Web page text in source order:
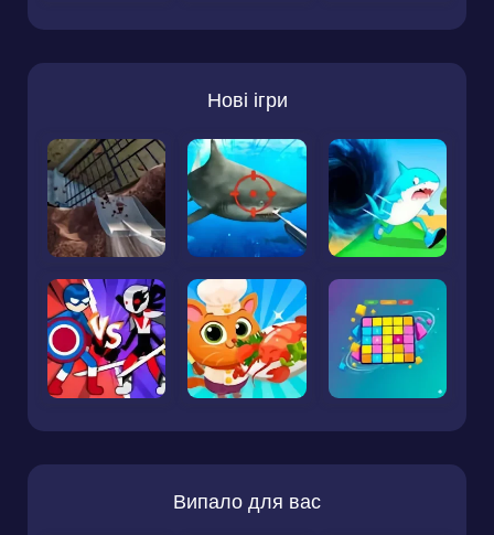
Нові ігри
Випало для вас